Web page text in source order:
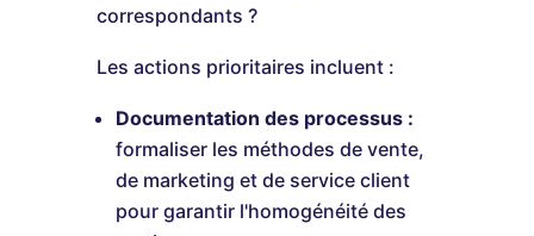
correspondants ?
Les actions prioritaires incluent :
Documentation des processus :
formaliser les méthodes de vente,
de marketing et de service client
pour garantir l'homogénéité des